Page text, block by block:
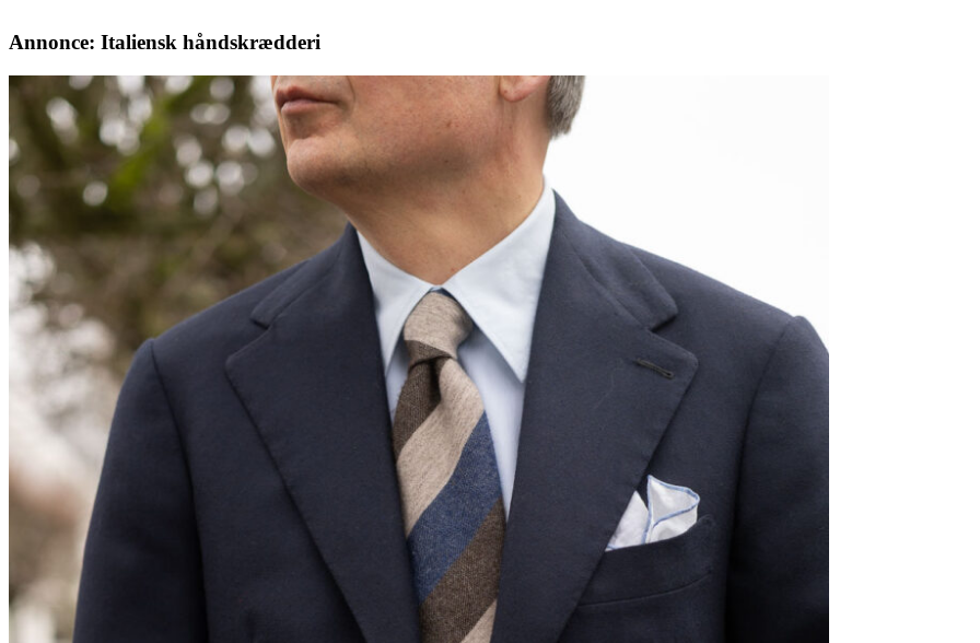
Annonce: Italiensk håndskrædderi